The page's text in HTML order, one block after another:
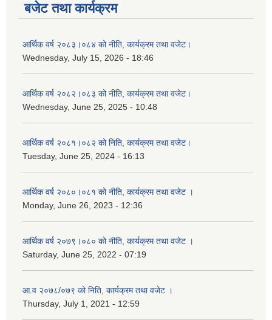
बजेट तथा कार्यक्रम
आर्थिक वर्ष २०८३।०८४ को नीति, कार्यक्रम तथा वजेट।
Wednesday, July 15, 2026 - 18:46
आर्थिक वर्ष २०८२।०८३ को नीति, कार्यक्रम तथा वजेट।
Wednesday, June 25, 2025 - 10:48
आर्थिक वर्ष २०८१।०८२ को निति, कार्यक्रम तथा वजेट।
Tuesday, June 25, 2024 - 16:13
आर्थिक वर्ष २०८०।०८१ को नीति, कार्यक्रम तथा वजेट ।
Monday, June 26, 2023 - 12:36
आर्थिक वर्ष २०७९।०८० को नीति, कार्यक्रम तथा वजेट ।
Saturday, June 25, 2022 - 07:19
आ.व २०७८/०७९ को निति, कार्यक्रम तथा वजेट ।
Thursday, July 1, 2021 - 12:59